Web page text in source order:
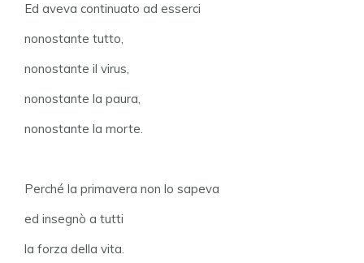
Ed aveva continuato ad esserci
nonostante tutto,
nonostante il virus,
nonostante la paura,
nonostante la morte.
Perché la primavera non lo sapeva
ed insegnò a tutti
la forza della vita.